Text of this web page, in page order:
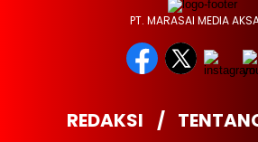
PT. MARASAI MEDIA
REDAKSI